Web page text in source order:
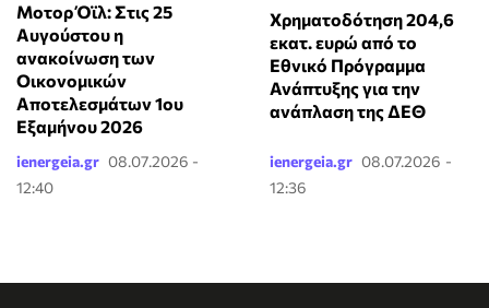
Μοτορ Όϊλ: Στις 25
Αυγούστου η
ανακοίνωση των
Οικονομικών
Αποτελεσμάτων 1ου
Εξαμήνου 2026
ienergeia.gr 08.07.2026 -
12:40
Χρηματοδότηση 204,6
εκατ. ευρώ από το
Εθνικό Πρόγραμμα
Ανάπτυξης για την
ανάπλαση της ΔΕΘ
ienergeia.gr 08.07.2026 -
12:36